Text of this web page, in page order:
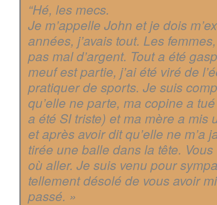
“Hé, les mecs.
Je m’appelle John et je dois
années, j’avais tout. Les
pas mal d’argent. Tout a été
meuf est partie, j’ai été viré de
pratiquer de sports. Je suis
qu’elle ne parte, ma copine a
a été SI triste) et ma mère a mis
et après avoir dit qu’elle ne m’a
tirée une balle dans la tête.
où aller. Je suis venu pour
tellement désolé de vous avoir
passé. »